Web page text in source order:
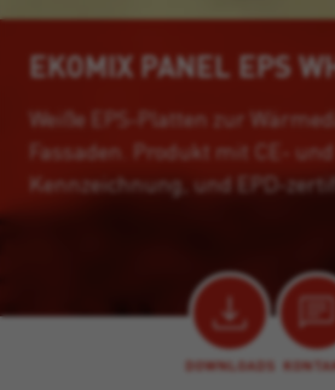
EKOMIX PANEL EPS
Weiße EPS-Platten zur
Fassaden. Produkt mit CE- und
Kennzeichnung, und EPD-
DOWNLOADS